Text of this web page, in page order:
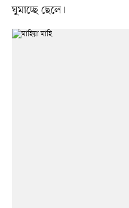
ঘুমাচ্ছে ছেলে।